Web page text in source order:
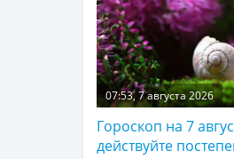
07:53, 7 августа 2026
Гороскоп на 7
действуйте